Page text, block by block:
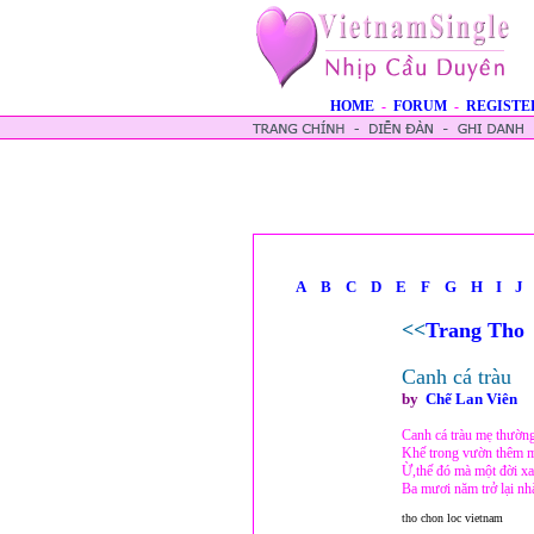
HOME - FORUM -
A B C D E F G H I J
<<Trang Tho
Canh cá tràu
by Chế Lan Viên
Canh cá tràu mẹ
Khế trong vườn thêm
Ừ,thế đó mà một đời
Ba mươi năm trở lại
tho chon loc vietnam